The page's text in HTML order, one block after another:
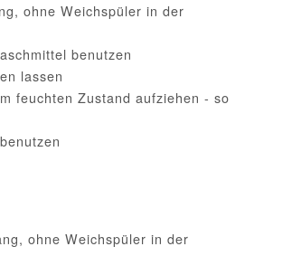
ohne Weichspüler in der
benutzen
lassen
feuchten Zustand aufziehen - so
ohne Weichspüler in der